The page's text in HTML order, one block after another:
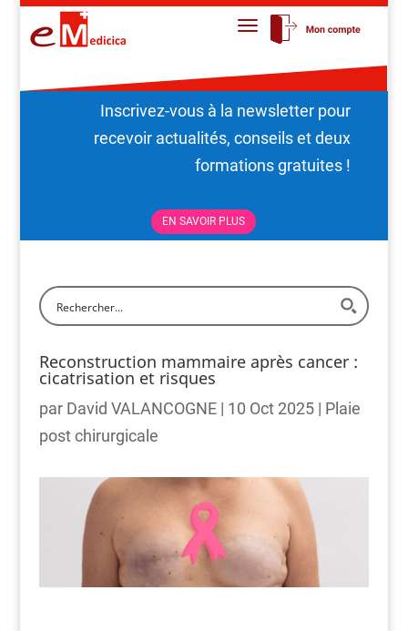
Inscrivez-vous à la newsletter pour
recevoir actualités, conseils et deux
formations gratuites !
EN SAVOIR PLUS
Reconstruction mammaire après cancer :
cicatrisation et risques
par David VALANCOGNE| 10 Oct 2025| Plaie
post chirurgicale